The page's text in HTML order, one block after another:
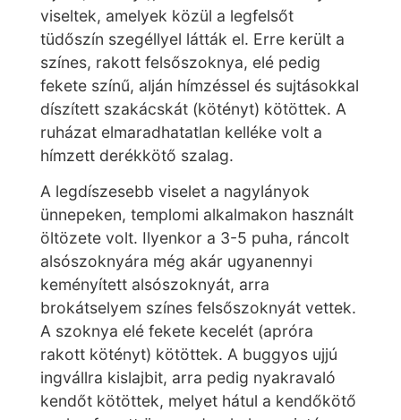
viseltek, amelyek közül a legfelsőt
tüdőszín szegéllyel látták el. Erre került a
színes, rakott felsőszoknya, elé pedig
fekete színű, alján hímzéssel és sujtásokkal
díszített szakácskát (kötényt) kötöttek. A
ruházat elmaradhatatlan kelléke volt a
hímzett derékkötő szalag.
A legdíszesebb viselet a nagylányok
ünnepeken, templomi alkalmakon használt
öltözete volt. Ilyenkor a 3-5 puha, ráncolt
alsószoknyára még akár ugyanennyi
keményített alsószoknyát, arra
brokátselyem színes felsőszoknyát vettek.
A szoknya elé fekete kecelét (apróra
rakott kötényt) kötöttek. A buggyos ujjú
ingvállra kislajbit, arra pedig nyakravaló
kendőt kötöttek, melyet hátul a kendőkötő